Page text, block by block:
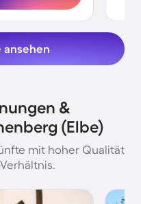
ansehen
&
(Elbe)
mit hoher Qualität